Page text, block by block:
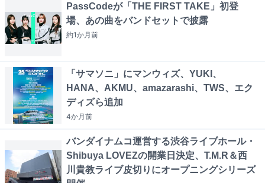
PassCodeが「THE FIRST TAKE」初登
場、あの曲をバンドセットで披露
約1か月前
「サマソニ」にマンウィズ、YUKI、
HANA、AKMU、amazarashi、TWS、エク
ディズら追加
4か月前
バンダイナムコ運営する渋谷ライブホール・
Shibuya LOVEZの開業日決定、T.M.R＆西
川貴教ライブ皮切りにオープニングシリーズ